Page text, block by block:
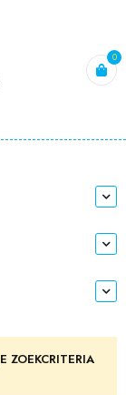
0
ZOEKCRITERIA